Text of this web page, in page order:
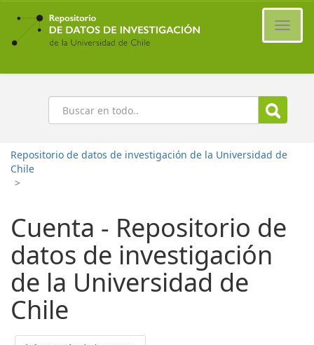
Ir
contenido
principal
Buscar
Repositorio de datos de investigación de la Universidad de
Chile
>
Cuenta - Repositorio de
datos de investigación
de la Universidad de
Chile